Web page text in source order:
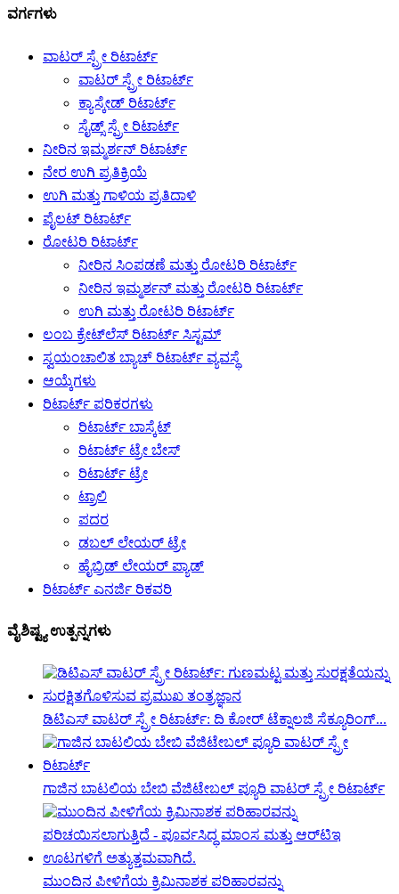
ವರ್ಗಗಳು
ವಾಟರ್ ಸ್ಪ್ರೇ ರಿಟಾರ್ಟ್
ವಾಟರ್ ಸ್ಪ್ರೇ ರಿಟಾರ್ಟ್
ಕ್ಯಾಸ್ಕೇಡ್ ರಿಟಾರ್ಟ್
ಸೈಡ್ಸ್ ಸ್ಪ್ರೇ ರಿಟಾರ್ಟ್
ನೀರಿನ ಇಮ್ಮರ್ಶನ್ ರಿಟಾರ್ಟ್
ನೇರ ಉಗಿ ಪ್ರತಿಕ್ರಿಯೆ
ಉಗಿ ಮತ್ತು ಗಾಳಿಯ ಪ್ರತಿದಾಳಿ
ಪೈಲಟ್ ರಿಟಾರ್ಟ್
ರೋಟರಿ ರಿಟಾರ್ಟ್
ನೀರಿನ ಸಿಂಪಡಣೆ ಮತ್ತು ರೋಟರಿ ರಿಟಾರ್ಟ್
ನೀರಿನ ಇಮ್ಮರ್ಶನ್ ಮತ್ತು ರೋಟರಿ ರಿಟಾರ್ಟ್
ಉಗಿ ಮತ್ತು ರೋಟರಿ ರಿಟಾರ್ಟ್
ಲಂಬ ಕ್ರೇಟ್‌ಲೆಸ್ ರಿಟಾರ್ಟ್ ಸಿಸ್ಟಮ್
ಸ್ವಯಂಚಾಲಿತ ಬ್ಯಾಚ್ ರಿಟಾರ್ಟ್ ವ್ಯವಸ್ಥೆ
ಆಯ್ಕೆಗಳು
ರಿಟಾರ್ಟ್ ಪರಿಕರಗಳು
ರಿಟಾರ್ಟ್ ಬಾಸ್ಕೆಟ್
ರಿಟಾರ್ಟ್ ಟ್ರೇ ಬೇಸ್
ರಿಟಾರ್ಟ್ ಟ್ರೇ
ಟ್ರಾಲಿ
ಪದರ
ಡಬಲ್ ಲೇಯರ್ ಟ್ರೇ
ಹೈಬ್ರಿಡ್ ಲೇಯರ್ ಪ್ಯಾಡ್
ರಿಟಾರ್ಟ್ ಎನರ್ಜಿ ರಿಕವರಿ
ವೈಶಿಷ್ಟ್ಯ ಉತ್ಪನ್ನಗಳು
ಡಿಟಿಎಸ್ ವಾಟರ್ ಸ್ಪ್ರೇ ರಿಟಾರ್ಟ್: ದಿ ಕೋರ್ ಟೆಕ್ನಾಲಜಿ ಸೆಕ್ಯೂರಿಂಗ್...
ಗಾಜಿನ ಬಾಟಲಿಯ ಬೇಬಿ ವೆಜಿಟೇಬಲ್ ಪ್ಯೂರಿ ವಾಟರ್ ಸ್ಪ್ರೇ ರಿಟಾರ್ಟ್
ಮುಂದಿನ ಪೀಳಿಗೆಯ ಕ್ರಿಮಿನಾಶಕ ಪರಿಹಾರವನ್ನು